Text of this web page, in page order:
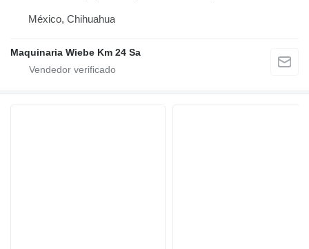
México, Chihuahua
Maquinaria Wiebe Km 24 Sa